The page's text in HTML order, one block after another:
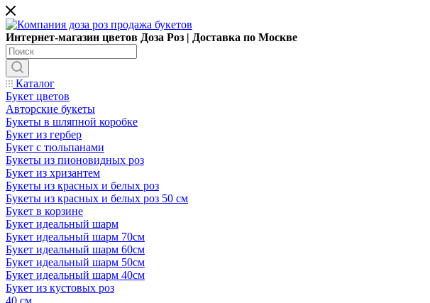
Интернет-магазин цветов Доза Роз | Доставка по Москве
Каталог
Букет цветов
Авторские букеты
Букеты в шляпной коробке
Букет из гербер
Букет с тюльпанами
Букеты из пионовидных роз
Букет из хризантем
Букеты из красных и белых роз
Букеты из красных и белых роз 50 см
Букет в корзине
Букет идеальный шарм
Букет идеальный шарм 70см
Букет идеальный шарм 60см
Букет идеальный шарм 50см
Букет идеальный шарм 40см
Букет из кустовых роз
40 см